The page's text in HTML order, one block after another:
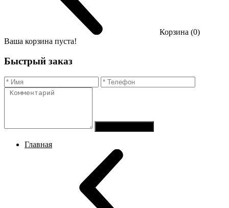
Корзина (0)
Ваша корзина пуста!
Быстрый заказ
Главная